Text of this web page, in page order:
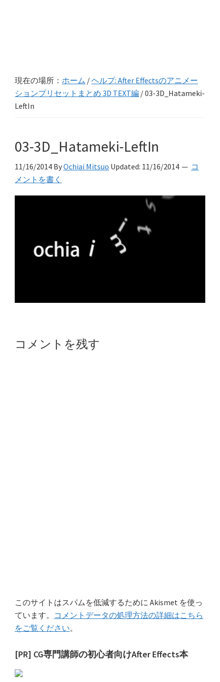
現在の場所： ホーム /ヘルプ: After Effectsのアニメー
ションプリセットまとめ 3D TEXT編 /03-3D_Hatameki-
LeftIn
03-3D_Hatameki-LeftIn
11/16/2014 ByOchiai Mitsuo Updated: 11/16/2014
コ
メントを書く
Reader
コメントを残す
このサイトはスパムを低減するために Akismet を使っ
ています。 コメントデータの処理方法の詳細はこちら
をご覧ください。
最
初
[PR] CG専門講師の初心者向けAfter Effects本